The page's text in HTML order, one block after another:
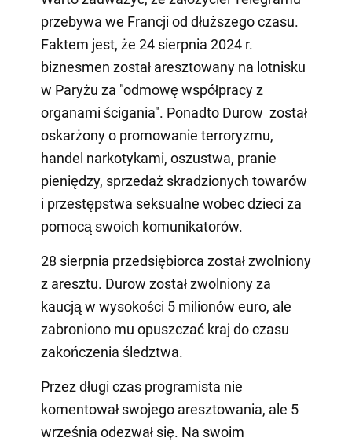
przebywa we Francji od dłuższego czasu.
Faktem jest, że 24 sierpnia 2024 r.
biznesmen został aresztowany na lotnisku
w Paryżu za "odmowę współpracy z
organami ścigania". Ponadto Durow został
oskarżony o promowanie terroryzmu,
handel narkotykami, oszustwa, pranie
pieniędzy, sprzedaż skradzionych towarów
i przestępstwa seksualne wobec dzieci za
pomocą swoich komunikatorów.
28 sierpnia przedsiębiorca został zwolniony
z aresztu. Durow został zwolniony za
kaucją w wysokości 5 milionów euro, ale
zabroniono mu opuszczać kraj do czasu
zakończenia śledztwa.
Przez długi czas programista nie
komentował swojego aresztowania, ale 5
września odezwał się. Na swoim